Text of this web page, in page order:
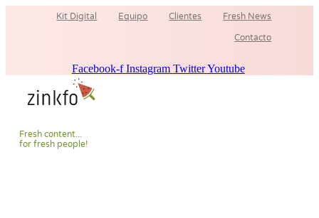
Kit Digital Equipo Clientes Fresh News
Contacto
Facebook-f Instagram TwitterYoutube
Fresh content...
for fresh people!